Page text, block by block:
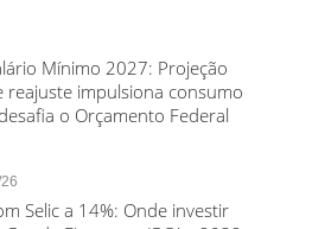
Mínimo 2027: Projeção
reajuste impulsiona consumo
o Orçamento Federal
Selic a 14%: Onde investir